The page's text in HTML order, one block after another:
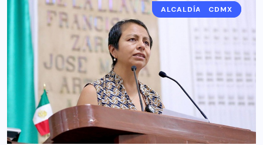
ALCALDÍAS CDMX
CDMX